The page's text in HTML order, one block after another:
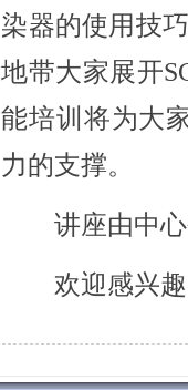
染器的使用技
地带大家展开
能培训将为大
力的支撑。
讲座由中
欢迎感兴